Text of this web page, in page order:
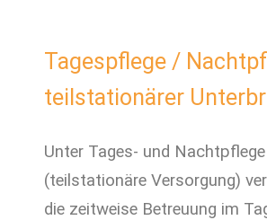
Tagespflege /
teilstationärer
Unter Tages- und Nachtpflege
(teilstationäre Versorgung)
die zeitweise Betreuung im